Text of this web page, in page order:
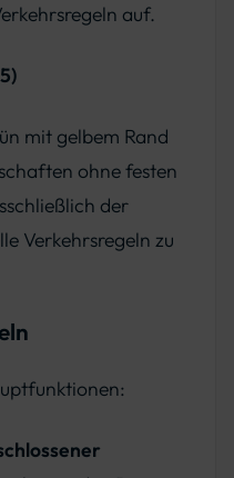
auf.
mit gelbem Rand
ohne festen
der
Verkehrsregeln zu